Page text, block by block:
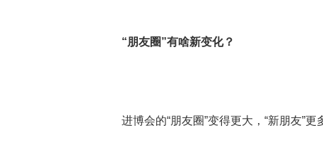
“朋友圈”有啥新变化？
进博会的“朋友圈”变得更大，“新朋友”更